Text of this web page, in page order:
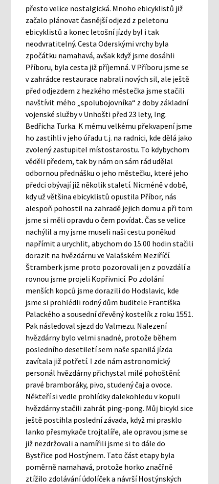
přesto velice nostalgická. Mnoho ebicyklistů již
začalo plánovat časnější odjezd z peletonu
ebicyklistů a konec letošní jízdy byl i tak
neodvratitelný. Cesta Oderskými vrchy byla
zpočátku namahavá, avšak když jsme dosáhli
Příboru, byla cesta již příjemná. V Příboru jsme se
v zahrádce restaurace nabrali nových sil, ale ještě
před odjezdem z hezkého městečka jsme stačili
navštívit mého „spolubojovníka“ z doby základní
vojenské služby v Unhošti před 23 lety, Ing.
Bedřicha Turka. K mému velkému překvapení jsme
ho zastihli v jeho úřadu t.j. na radnici, kde dělá jako
zvolený zastupitel místostarostu. To kdybychom
věděli předem, tak by nám on sám rád udělal
odbornou přednášku o jeho městečku, které jeho
předci obývají již několik staletí. Nicméně v době,
kdy už většina ebicyklistů opustila Příbor, nás
alespoň pohostil na zahradě jejich domu a při tom
jsme si měli opravdu o čem povídat. Čas se velice
nachýlil a my jsme museli naši cestu poněkud
napřímit a urychlit, abychom do 15.00 hodin stačili
dorazit na hvězdárnu ve Valašském Meziříčí.
Štramberk jsme proto pozorovali jen z povzdálí a
rovnou jsme projeli Kopřivnicí. Po zdolání
menších kopců jsme dorazili do Hodslavic, kde
jsme si prohlédli rodný dům buditele Františka
Palackého a sousední dřevěný kostelík z roku 1551.
Pak následoval sjezd do Valmezu. Nalezení
hvězdárny bylo velmi snadné, protože během
posledního desetiletí sem naše spanilá jízda
zavítala již potřetí. I zde nám astronomický
personál hvězdárny přichystal milé pohoštění:
pravé bramboráky, pivo, studený čaj a ovoce.
Někteří si vedle prohlídky dalekohledu v kopuli
hvězdárny stačili zahrát ping-pong. Můj bicykl sice
ještě postihla poslední závada, když mi prasklo
lanko přesmykače trojtalíře, ale opravou jsme se
již nezdržovali a namířili jsme si to dále do
Bystřice pod Hostýnem. Tato část etapy byla
poměrně namahavá, protože horko značřně
ztížilo zdolávání údolíček a návrší Hostýnských